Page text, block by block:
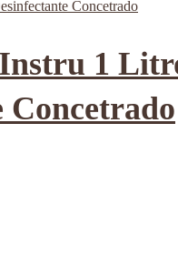
1
Concetrado